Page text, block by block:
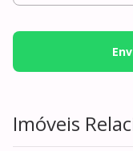
Imóveis